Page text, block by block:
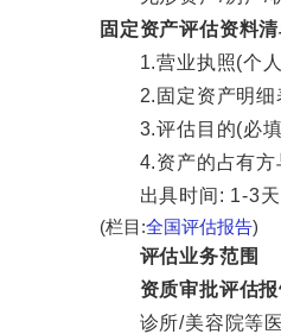
固定资产评估资料
1.营业执照(个人
2.固定资产明细
3.评估目的(必
4.资产的占有方
出具时间: 1-3天,
(栏目:全国评估报告)
评估业务范围
资质审批评估
诊所/美容院等医